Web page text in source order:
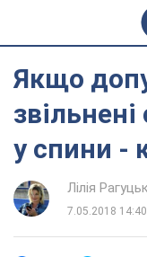
Якщо
у спини -
Лілія
7.05.2018 14:40